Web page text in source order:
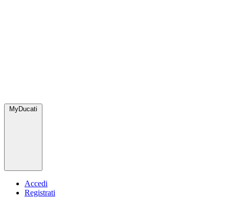
MyDucati
Accedi
Registrati